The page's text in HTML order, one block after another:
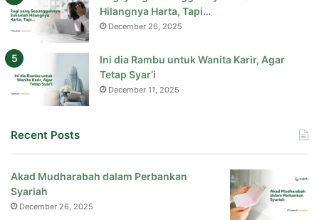
Hilangnya Harta, Tapi…
December 26, 2025
Ini dia Rambu untuk Wanita Karir, Agar
Tetap Syar’i
December 11, 2025
Recent Posts
Akad Mudharabah dalam Perbankan
Syariah
December 26, 2025